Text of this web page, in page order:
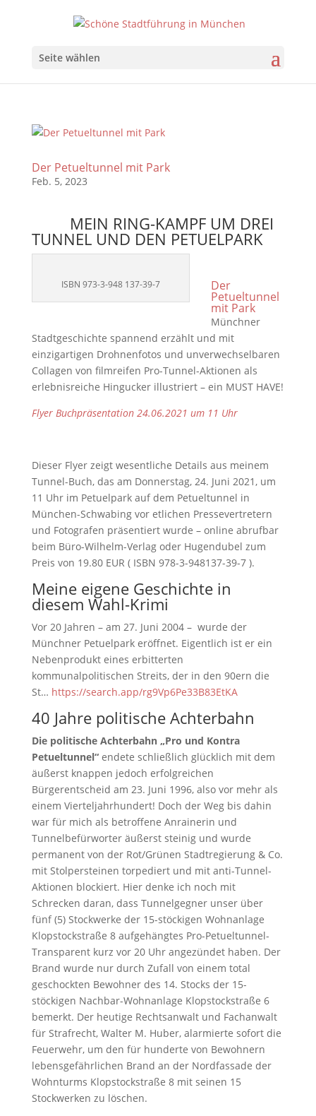
Seite wählen
Der Petueltunnel mit Park
Feb. 5, 2023
MEIN RING-KAMPF UM DREI
TUNNEL UND DEN PETUELPARK
ISBN 973-3-948 137-39-7 Der
Petueltunnel
mit Park
Münchner
Stadtgeschichte spannend erzählt und mit
einzigartigen Drohnenfotos und unverwechselbaren
Collagen von filmreifen Pro-Tunnel-Aktionen als
erlebnisreiche Hingucker illustriert – ein MUST HAVE!
Flyer Buchpräsentation 24.06.2021 um 11 Uhr
Dieser Flyer zeigt wesentliche Details aus meinem
Tunnel-Buch, das am Donnerstag, 24. Juni 2021, um
11 Uhr im Petuelpark auf dem Petueltunnel in
München-Schwabing vor etlichen Pressevertretern
und Fotografen präsentiert wurde – online abrufbar
beim Büro-Wilhelm-Verlag oder Hugendubel zum
Preis von 19.80 EUR ( ISBN 978-3-948137-39-7 ).
Meine eigene Geschichte in
diesem Wahl-Krimi
Vor 20 Jahren – am 27. Juni 2004 – wurde der
Münchner Petuelpark eröffnet. Eigentlich ist er ein
Nebenprodukt eines erbitterten
kommunalpolitischen Streits, der in den 90ern die
St… https://search.app/rg9Vp6Pe33B83EtKA
40 Jahre politische Achterbahn
Die politische Achterbahn „Pro und Kontra
Petueltunnel“endete schließlich glücklich mit dem
äußerst knappen jedoch erfolgreichen
Bürgerentscheid am 23. Juni 1996, also vor mehr als
einem Vierteljahrhundert! Doch der Weg bis dahin
war für mich als betroffene Anrainerin und
Tunnelbefürworter äußerst steinig und wurde
permanent von der Rot/Grünen Stadtregierung & Co.
mit Stolpersteinen torpediert und mit anti-Tunnel-
Aktionen blockiert. Hier denke ich noch mit
Schrecken daran, dass Tunnelgegner unser über
fünf (5) Stockwerke der 15-stöckigen Wohnanlage
Klopstockstraße 8 aufgehängtes Pro-Petueltunnel-
Transparent kurz vor 20 Uhr angezündet haben. Der
Brand wurde nur durch Zufall von einem total
geschockten Bewohner des 14. Stocks der 15-
stöckigen Nachbar-Wohnanlage Klopstockstraße 6
bemerkt. Der heutige Rechtsanwalt und Fachanwalt
für Strafrecht, Walter M. Huber, alarmierte sofort die
Feuerwehr, um den für hunderte von Bewohnern
lebensgefährlichen Brand an der Nordfassade der
Wohnturms Klopstockstraße 8 mit seinen 15
Stockwerken zu löschen.